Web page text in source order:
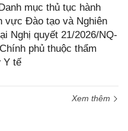
mục thủ tục hành
vực Đào tạo và Nghiên
Nghị quyết 21/2026/NQ-
phủ thuộc thẩm
Y tế
Xem thêm